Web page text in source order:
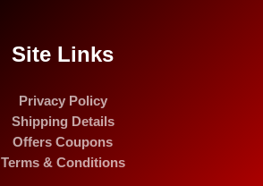
Site Links
Privacy Policy
Shipping Details
Offers Coupons
Terms & Conditions